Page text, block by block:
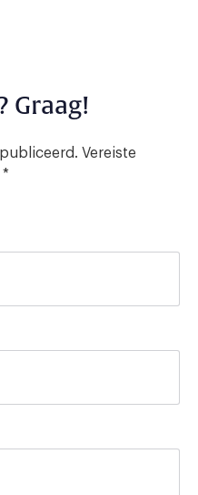
Graag!
Vereiste
*